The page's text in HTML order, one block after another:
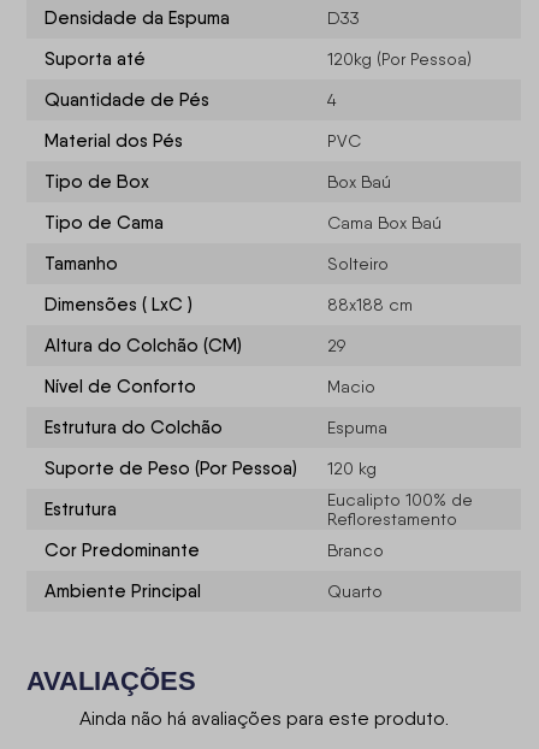
Densidade da Espuma D33
Suporta até 120kg (Por Pessoa)
Quantidade de Pés 4
Material dos Pés PVC
Tipo de Box Box Baú
Tipo de Cama Cama Box Baú
Tamanho Solteiro
Dimensões ( LxC ) 88x188 cm
Altura do Colchão (CM) 29
Nível de Conforto Macio
Estrutura do Colchão Espuma
Suporte de Peso (Por Pessoa) 120 kg
Estrutura
Eucalipto 100% de
Reflorestamento
Cor Predominante Branco
Ambiente Principal Quarto
AVALIAÇÕES
Ainda não há avaliações para este produto.